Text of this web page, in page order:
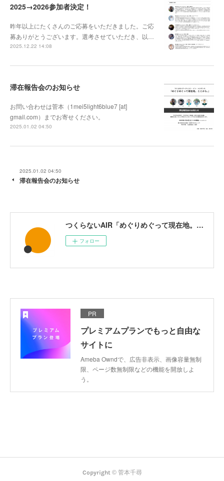
2025→2026参加者決定！
昨年以上にたくさんのご応募をいただきました。ご応
募ありがとうございます。選考させていただき、以…
2025.12.22 14:08
滞在報告会のお知らせ
お問い合わせは菅本（1mei5light6blue7 [at]
gmail.com）までお寄せください。
2025.01.02 04:50
2025.01.02 04:50
滞在報告会のお知らせ
つくらないAIR「めぐりめぐって現在地。ここから、」
フォロー
PR
プレミアムプランでもっと自由な
サイトに
Ameba Owndで、広告非表示、画像容量無制
限、ページ数無制限などの機能を開放しよ
う。
Copyright ©︎ 菅本千尋